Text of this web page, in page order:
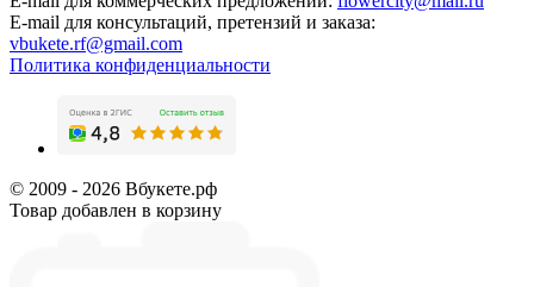
E-mail для консультаций, претензий и заказа:
vbukete.rf@gmail.com
Политика конфиденциальности
© 2009 - 2026 Вбукете.рф
Товар добавлен в корзину